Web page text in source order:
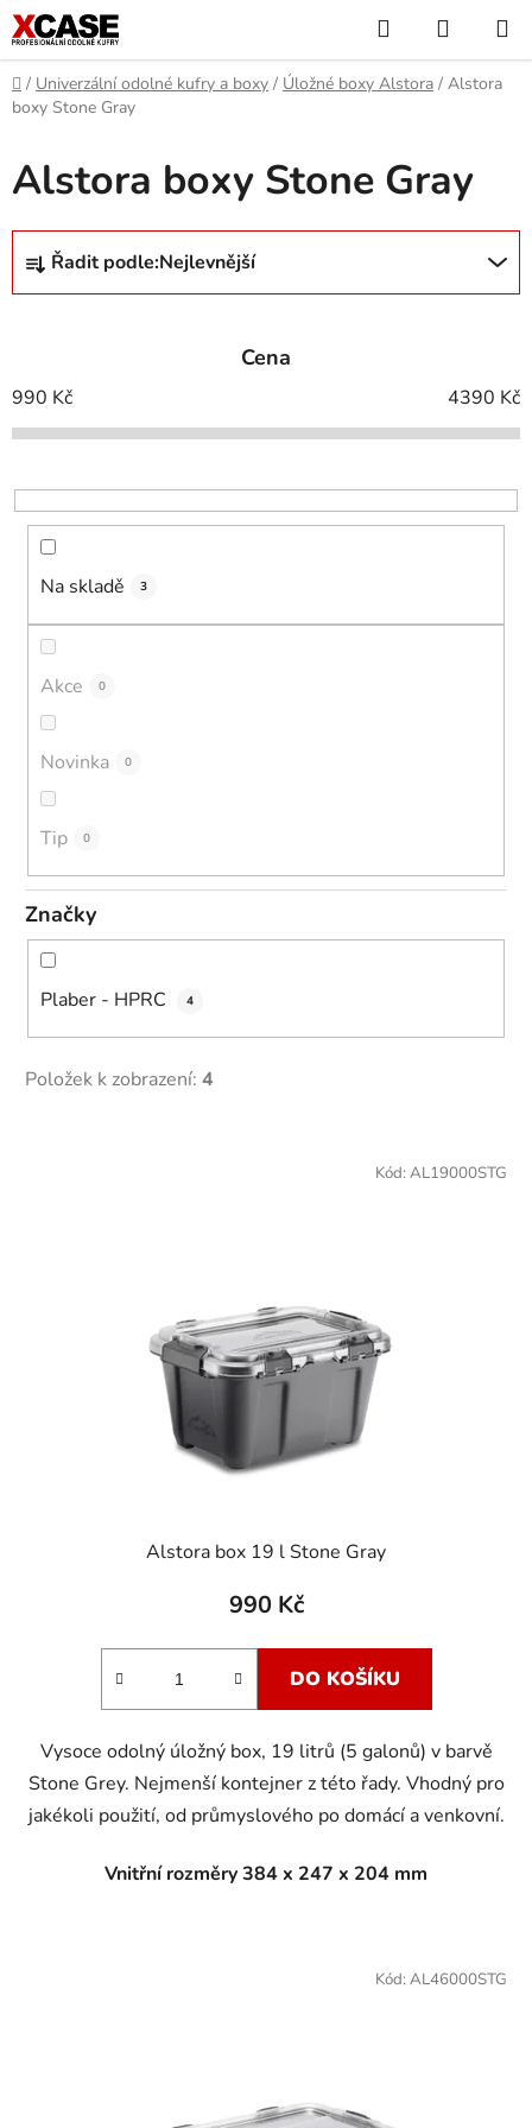
Přejít
na
obsah
Hledat
KOŠÍK
Domů
/ Univerzální odolné kufry a boxy / Úložné boxy Alstora / Alstora
boxy Stone Gray
Alstora boxy Stone Gray
Ř
z
í
p
o
d
Řadit podle:Nejlevnější
Cena
990 Kč 4390 Kč
Na skladě 3
Akce 0
Novinka 0
Tip 0
Značky
Plaber - HPRC 4
Položek k zobrazení: 4
Alstora box 19 l Stone Gray
990 Kč
DO KOŠÍKU
Vysoce odolný úložný box, 19 litrů (5 galonů) v barvě
Stone Grey. Nejmenší kontejner z této řady. Vhodný pro
jakékoli použití, od průmyslového po domácí a venkovní.
Vnitřní rozměry 384 x 247 x 204 mm
Kód: AL19000STG
Kód: AL46000STG